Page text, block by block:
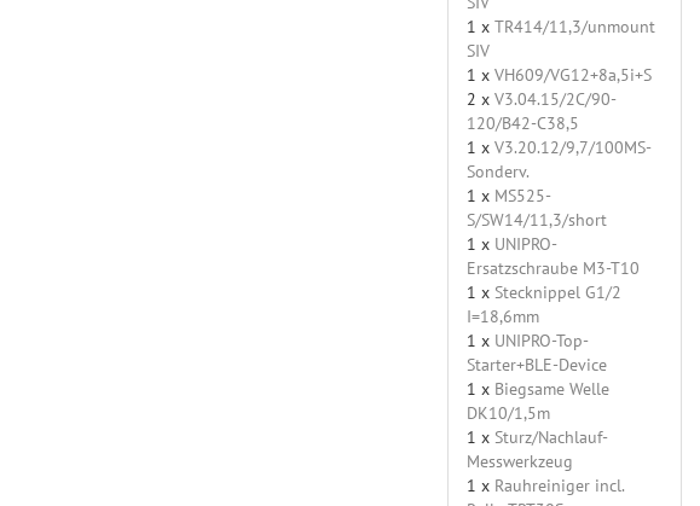
1 x TR414/11,3/unmount
SIV
1 x VH609/VG12+8a,5i+S
2 x V3.04.15/2C/90-
120/B42-C38,5
1 x V3.20.12/9,7/100MS-
Sonderv.
1 x MS525-
S/SW14/11,3/short
1 x UNIPRO-
Ersatzschraube M3-T10
1 x Stecknippel G1/2
I=18,6mm
1 x UNIPRO-Top-
Starter+BLE-Device
1 x Biegsame Welle
DK10/1,5m
1 x Sturz/Nachlauf-
Messwerkzeug
1 x Rauhreiniger incl.